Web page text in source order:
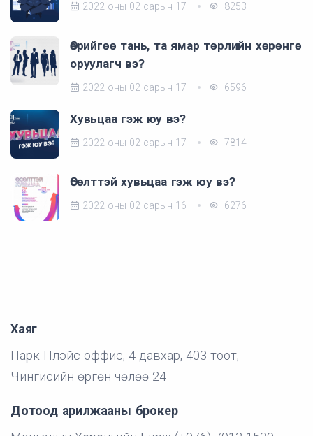
2022 оны 02 сарын 17 8253
Өөрийгөө тань, та ямар төрлийн хөрөнгө
оруулагч вэ?
2022 оны 02 сарын 17 6596
Хувьцаа гэж юу вэ?
2022 оны 02 сарын 17 7814
Өсөлттэй хувьцаа гэж юу вэ?
2022 оны 02 сарын 16 6276
Хаяг
Парк Плэйс оффис, 4 давхар, 403 тоот,
Чингисийн өргөн чөлөө-24
Дотоод арилжааны брокер